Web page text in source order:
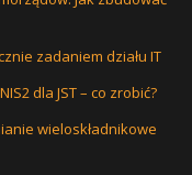
zadaniem działu IT
dla JST – co zrobić?
wieloskładnikowe